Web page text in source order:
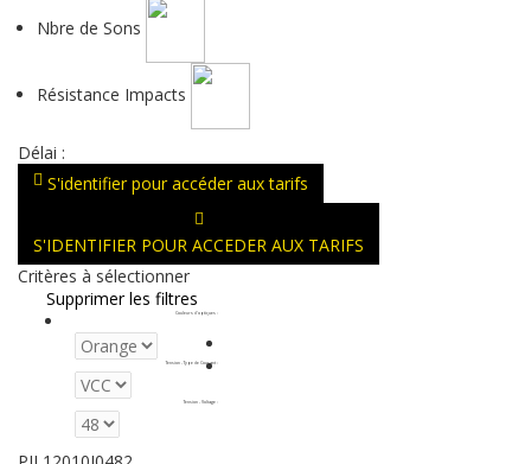
Nbre de Sons
Résistance Impacts
Délai :
S'identifier pour accéder aux tarifs
S'IDENTIFIER POUR ACCEDER AUX TARIFS
Critères à sélectionner
Supprimer les filtres
Couleurs d'optiques :
Tension - Type de Courant :
Tension - Voltage :